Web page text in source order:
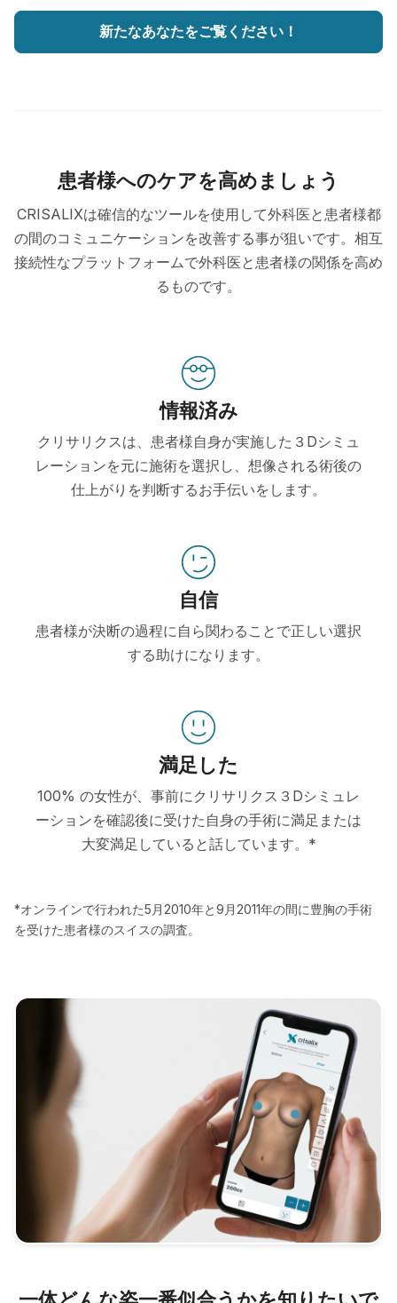
新たなあなたをご覧ください！
患者様へのケアを高めましょう
CRISALIXは確信的なツールを使用して外科医と患者様都
の間のコミュニケーションを改善する事が狙いです。相互
接続性なプラットフォームで外科医と患者様の関係を高め
るものです。
情報済み
クリサリクスは、患者様自身が実施した３Dシミュ
レーションを元に施術を選択し、想像される術後の
仕上がりを判断するお手伝いをします。
自信
患者様が決断の過程に自ら関わることで正しい選択
する助けになります。
満足した
100% の女性が、事前にクリサリクス３Dシミュレ
ーションを確認後に受けた自身の手術に満足または
大変満足していると話しています。*
*オンラインで行われた5月2010年と9月2011年の間に豊胸の手術
を受けた患者様のスイスの調査。